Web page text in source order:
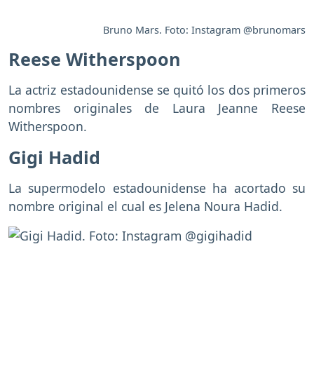
Bruno Mars. Foto: Instagram @brunomars
Reese Witherspoon
La actriz estadounidense se quitó los dos primeros
nombres originales de Laura Jeanne Reese
Witherspoon.
Gigi Hadid
La supermodelo estadounidense ha acortado su
nombre original el cual es Jelena Noura Hadid.